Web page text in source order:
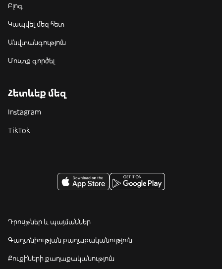
Բլոգ
Կապվել մեզ հետ
Անվտանգություն
Մուտք գործել
Հետևեք մեզ
Instagram
TikTok
Դրույթներ և պայմաններ
Գաղտնիության քաղաքականություն
Քուքիների քաղաքականություն